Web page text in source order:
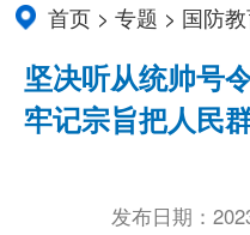
首页 >专题 > 国防
坚决听从统帅号
牢记宗旨把人民
发布日期：